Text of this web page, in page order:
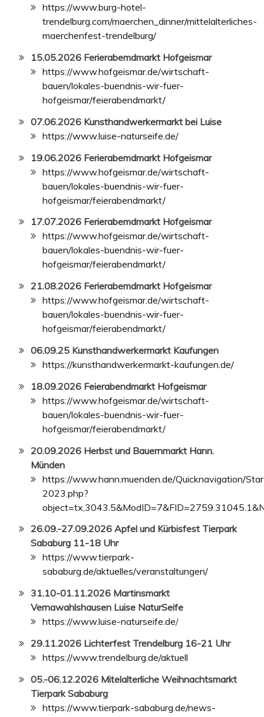
https://www.burg-hotel-
trendelburg.com/maerchen_dinner/mittelalterliches-
maerchenfest-trendelburg/
15.05.2026 Ferierabemdmarkt Hofgeismar
https://www.hofgeismar.de/wirtschaft-
bauen/lokales-buendnis-wir-fuer-
hofgeismar/feierabendmarkt/
07.06.2026 Kunsthandwerkermarkt bei Luise
https://www.luise-naturseife.de/
19.06.2026 Ferierabemdmarkt Hofgeismar
https://www.hofgeismar.de/wirtschaft-
bauen/lokales-buendnis-wir-fuer-
hofgeismar/feierabendmarkt/
17.07.2026 Ferierabemdmarkt Hofgeismar
https://www.hofgeismar.de/wirtschaft-
bauen/lokales-buendnis-wir-fuer-
hofgeismar/feierabendmarkt/
21.08.2026 Ferierabemdmarkt Hofgeismar
https://www.hofgeismar.de/wirtschaft-
bauen/lokales-buendnis-wir-fuer-
hofgeismar/feierabendmarkt/
06.09.25 Kunsthandwerkermarkt Kaufungen
https://kunsthandwerkermarkt-kaufungen.de/
18.09.2026 Feierabendmarkt Hofgeismar
https://www.hofgeismar.de/wirtschaft-
bauen/lokales-buendnis-wir-fuer-
hofgeismar/feierabendmarkt/
20.09.2026 Herbst und Bauernmarkt Hann.
Münden
https://www.hann.muenden.de/Quicknavigation/
2023.php?
26.09.-27.09.2026 Apfel und Kürbisfest Tierpark
Sababurg 11-18 Uhr
https://www.tierpark-
sababurg.de/aktuelles/veranstaltungen/
31.10-01.11.2026 Martinsmarkt
Vernawahlshausen Luise NaturSeife
https://www.luise-naturseife.de/
29.11.2026 Lichterfest Trendelburg 16-21 Uhr
https://www.trendelburg.de/aktuell
05.-06.12.2026 Mitelalterliche Weihnachtsmarkt
Tierpark Sababurg
https://www.tierpark-sababurg.de/news-